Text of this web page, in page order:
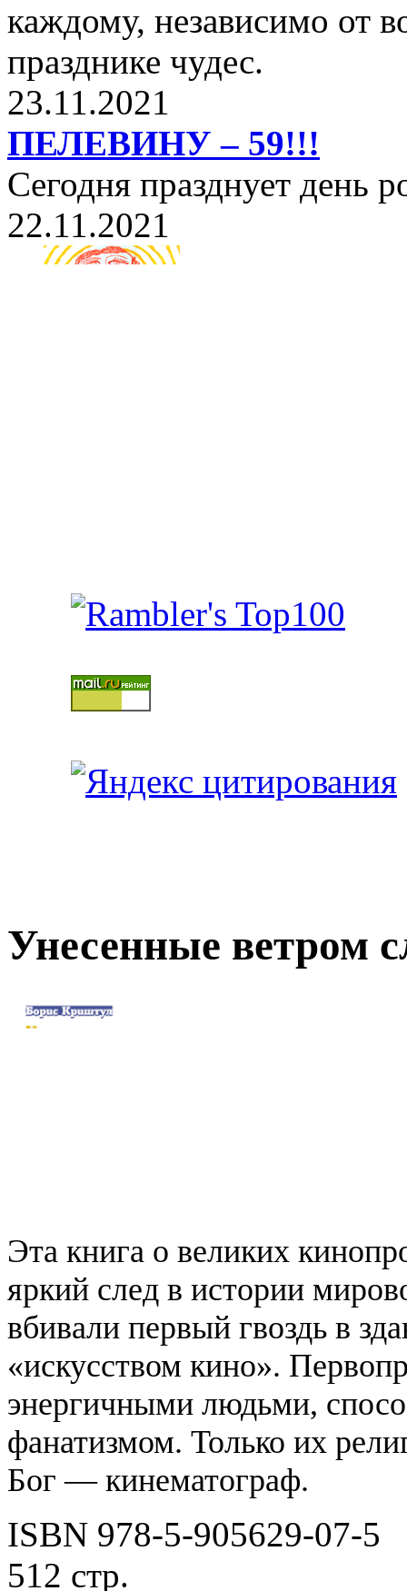
каждому, независимо от
празднике чудес.
23.11.2021
ПЕЛЕВИНУ – 59!!!
Сегодня празднует день
22.11.2021
Унесенные ветром
Эта книга о великих
яркий след в истории
вбивали первый гвоздь в
«искусством кино».
энергичными людьми,
фанатизмом. Только их
Бог — кинематограф.
ISBN 978-5-905629-07-5
512 стр.